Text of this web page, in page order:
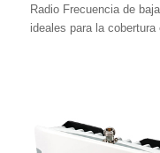
Radio Frecuencia de
ideales para la cobertura